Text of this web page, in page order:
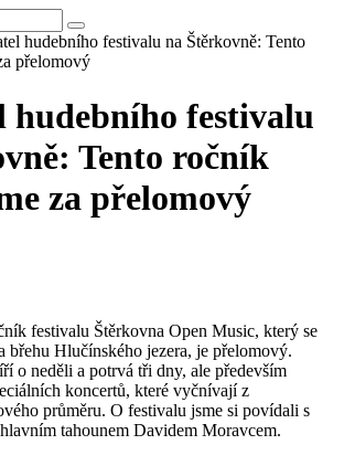
hudebního festivalu na Štěrkovně: Tento
přelomový
hudebního festivalu
Tento ročník
za přelomový
festivalu Štěrkovna Open Music, který se
břehu Hlučínského jezera, je přelomový.
o neděli a potrvá tři dny, ale především
koncertů, které vyčnívají z
průměru. O festivalu jsme si povídali s
tahounem Davidem Moravcem.